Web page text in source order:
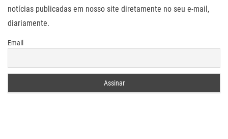
notícias publicadas em nosso site diretamente no seu e-mail,
diariamente.
Email